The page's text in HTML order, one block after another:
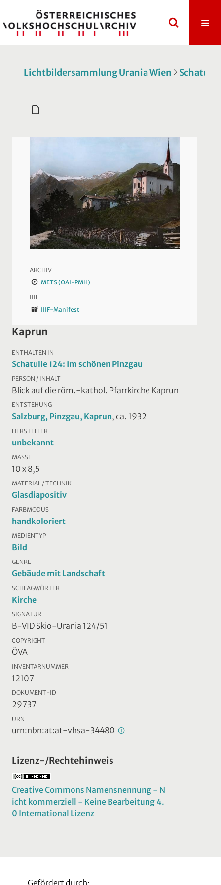
Lichtbildersammlung Urania Wien Schatulle
ARCHIV
METS (OAI-PMH)
IIIF
IIIF-Manifest
Kaprun
ENTHALTEN IN
Schatulle 124: Im schönen Pinzgau
PERSON / INHALT
Blick auf die röm.-kathol. Pfarrkirche Kaprun
ENTSTEHUNG
Salzburg, Pinzgau, Kaprun, ca. 1932
HERSTELLER
unbekannt
MASSE
10 x 8,5
MATERIAL / TECHNIK
Glasdiapositiv
FARBMODUS
handkoloriert
MEDIENTYP
Bild
GENRE
Gebäude mit Landschaft
SCHLAGWÖRTER
Kirche
SIGNATUR
B-VID Skio-Urania 124/51
COPYRIGHT
ÖVA
INVENTARNUMMER
12107
DOKUMENT-ID
29737
URN
urn:nbn:at:at-vhsa-34480
Lizenz-/Rechtehinweis
Creative Commons Namensnennung - N
icht kommerziell - Keine Bearbeitung 4.
0 International Lizenz
Gefördert durch: